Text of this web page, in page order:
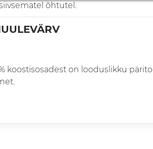
õhtutel.
koostisosadest on looduslikku